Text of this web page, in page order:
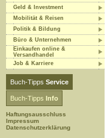
Geld & Investment
Mobilität & Reisen
Politik & Bildung
Büro & Unternehmen
Einkaufen online &
Versandhandel
Job & Karriere
Buch-Tipps Service
Buch-Tipps Info
Haftungsausschluss
Impressum
Datenschutzerklärung